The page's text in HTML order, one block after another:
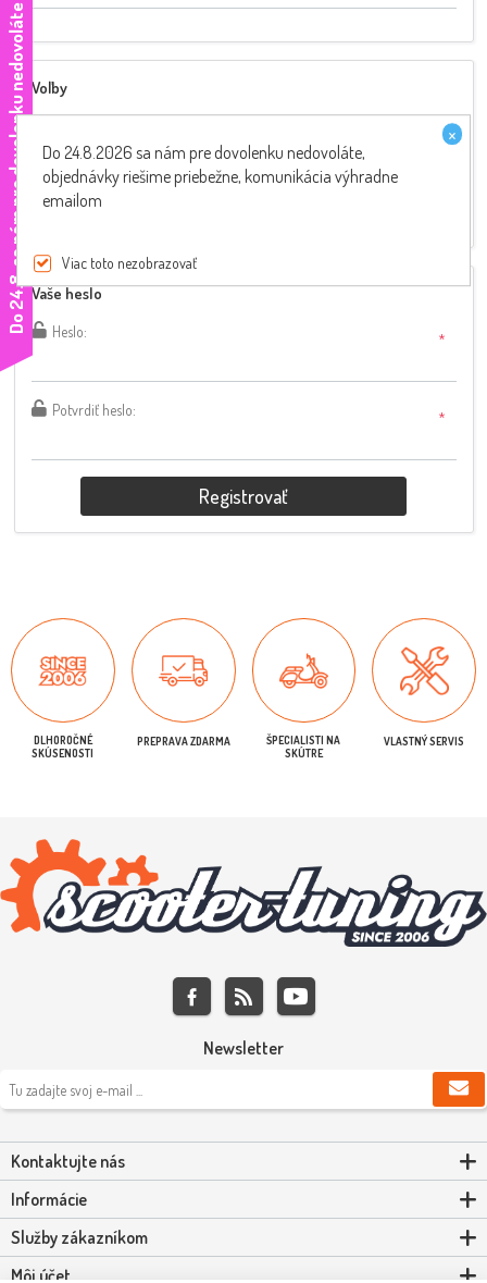
Voľby
Značka a typ skútra:
Vaše heslo
Heslo: *
Potvrdiť heslo: *
Registrovať
DLHOROČNÉ
SKÚSENOSTI
PREPRAVA ZDARMA
ŠPECIALISTI NA
SKÚTRE
VLASTNÝ SERVIS
Newsletter
Kontaktujte nás
Informácie
Služby zákazníkom
Môj účet
D
o
2
4
.
8
.
s
a
n
á
m
p
r
e
d
o
v
o
l
e
n
k
u
n
e
d
o
v
o
l
á
t
e ×
Do 24.8.2026 sa nám pre dovolenku nedovoláte,
objednávky riešime priebežne, komunikácia výhradne
emailom
Viac toto nezobrazovať